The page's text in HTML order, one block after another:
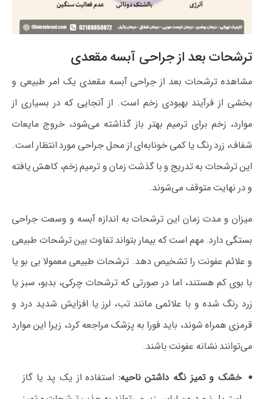
ترشحات بعد از جراحی آبسه مقعدی
مشاهده ترشحات بعد از جراحی آبسه مقعدی یک امر طبیعی و
بخشی از فرآیند بهبودی زخم است. از آنجایی که در بسیاری از
موارد، زخم برای ترمیم بهتر باز گذاشته می‌شود، خروج مایعات
شفاف، زرد رنگ یا کمی خونابه‌ای از محل جراحی مورد انتظار است.
این ترشحات به تدریج و با گذشت زمان و ترمیم زخم، کاهش یافته
و در نهایت متوقف می‌شوند.
میزان و مدت زمان این ترشحات به اندازه آبسه و وسعت جراحی
بستگی دارد. مهم است که بیمار بتواند تفاوت بین ترشحات طبیعی
و علائم عفونت را تشخیص دهد. ترشحات طبیعی معمولا بی بو یا
با بوی کم هستند، اما در صورتی که ترشحات چرکی، بدبو، سبز یا
زرد رنگ شده و با علائمی مانند تب، لرز یا افزایش شدید درد و
قرمزی همراه شوند، باید فورا به پزشک مراجعه کرد، زیرا این موارد
می‌توانند نشانه عفونت باشند.
خشک و تمیز نگه داشتن ناحیه: استفاده از یک پد یا گاز